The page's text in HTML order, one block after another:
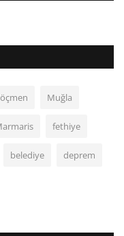
Muğla
fethiye
belediye deprem